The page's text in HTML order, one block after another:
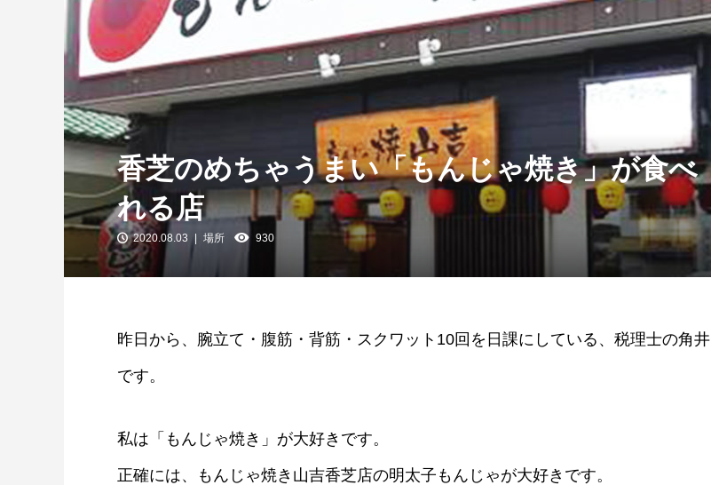
香芝のめちゃうまい「もんじゃ焼き」が食べ
れる店
2020.08.03 場所 930
昨日から、腕立て・腹筋・背筋・スクワット10回を日課にしている、税理士の角井
です。
私は「もんじゃ焼き」が大好きです。
正確には、もんじゃ焼き山吉香芝店の明太子もんじゃが大好きです。